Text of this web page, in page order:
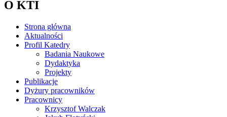
O KTI
Strona główna
Aktualności
Profil Katedry
Badania Naukowe
Dydaktyka
Projekty
Publikacje
Dyżury pracowników
Pracownicy
Krzysztof Walczak